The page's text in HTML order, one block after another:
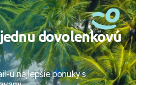
dovolenkovú
u najlepšie ponuky s